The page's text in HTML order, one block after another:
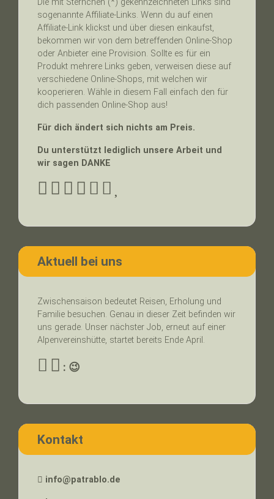
sogenannte Affiliate-Links. Wenn du auf einen
Affiliate-Link klickst und über diesen einkaufst,
bekommen wir von dem betreffenden Online-Shop
oder Anbieter eine Provision. Sollte es für ein
Produkt mehrere Links geben, verweisen diese auf
verschiedene Online-Shops, mit welchen wir
kooperieren. Wähle in diesem Fall einfach den für
dich passenden Online-Shop aus!
Für dich ändert sich nichts am Preis.
Du unterstützt lediglich unsere Arbeit und
wir sagen DANKE
Aktuell bei uns
Zwischensaison bedeutet Reisen, Erholung und
Familie besuchen. Genau in dieser Zeit befinden wir
uns gerade. Unser nächster Job, erneut auf einer
Alpenvereinshütte, startet bereits Ende April.
: 😉
Kontakt
info@patrablo.de